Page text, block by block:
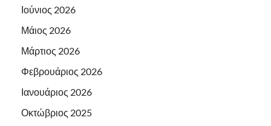
Ιούνιος 2026
Μάιος 2026
Μάρτιος 2026
Φεβρουάριος 2026
Ιανουάριος 2026
Οκτώβριος 2025